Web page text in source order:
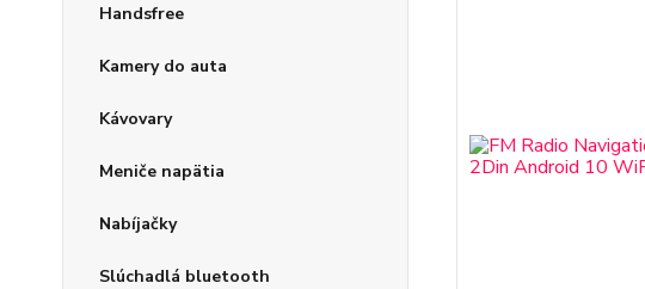
Handsfree
Kamery do auta
Kávovary
Meniče napätia
Nabíjačky
Slúchadlá bluetooth